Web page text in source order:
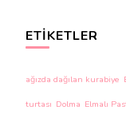
ETIKETLER
ağızda dağılan kurabiye
turtası Dolma Elmalı